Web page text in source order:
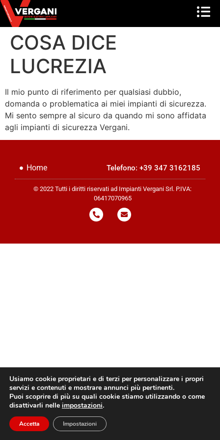
COSA DICE
LUCREZIA
Il mio punto di riferimento per qualsiasi dubbio,
domanda o problematica ai miei impianti di sicurezza.
Mi sento sempre al sicuro da quando mi sono affidata
agli impianti di sicurezza Vergani.
Home Telefono: +39 347 3162185
© 2022 Tutti i diritti riservati ad Impianti Vergani Srl. P.IVA:
06417070965
Usiamo cookie proprietari e di terzi per personalizzare i propri
servizi e contenuti e mostrare annunci più pertinenti.
Puoi scoprire di più su quali cookie stiamo utilizzando o come
disattivarli nelle impostazioni.
Accetta Impostazioni